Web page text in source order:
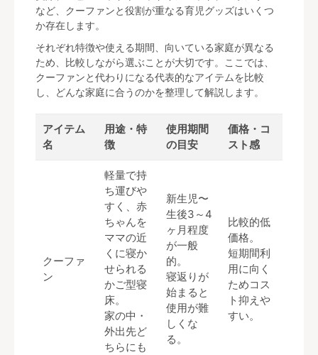
など、クーファンと役割が重なる育児グッズはいくつ
か存在します。
それぞれ特徴や使える期間、向いている家庭が異なる
ため、比較しながら選ぶことが大切です。ここでは、
クーファンと代わりになる代表的なアイテムを比較
し、どんな家庭に合うのかを整理して解説します。
アイテム
名
用途・特
徴
使用期間
の目安
価格・コ
スト感
クーファ
ン
軽量で持
ち運びや
すく、赤
ちゃんを
ママの近
くに寝か
せられる
かご型寝
床。
家の中・
外出先ど
ちらにも
新生児〜
生後3～4
ヶ月程度
が一般
的。
寝返りが
始まると
使用が難
しくな
る。
比較的低
価格。
短期間利
用に向く
ためコス
ト抑えや
すい。